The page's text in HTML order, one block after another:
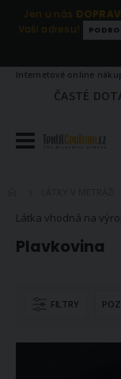
Jen u nás
Vaši adresu!
Internetové online
ČASTÉ
Látka vhodná na
Plavkovina
FILTRY
dnů)